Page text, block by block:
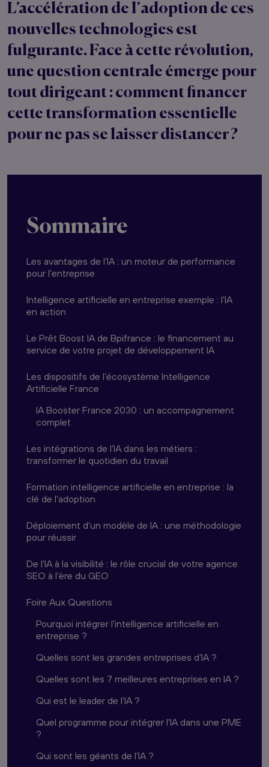
L’accélération de l’adoption de ces
nouvelles technologies est
fulgurante. Face à cette révolution,
une question centrale émerge pour
tout dirigeant : comment financer
cette transformation essentielle
pour ne pas se laisser distancer ?
Sommaire
Les avantages de l’IA : un moteur de performance
pour l’entreprise
Intelligence artificielle en entreprise exemple : l’IA
en action
Le Prêt Boost IA de Bpifrance : le financement au
service de votre projet de développement IA
Les dispositifs de l’écosystème Intelligence
Artificielle France
IA Booster France 2030 : un accompagnement
complet
Les intégrations de l’IA dans les métiers :
transformer le quotidien du travail
Formation intelligence artificielle en entreprise : la
clé de l’adoption
Déploiement d’un modèle de IA : une méthodologie
pour réussir
De l’IA à la visibilité : le rôle crucial de votre agence
SEO à l’ère du GEO
Foire Aux Questions
Pourquoi intégrer l’intelligence artificielle en
entreprise ?
Quelles sont les grandes entreprises d’IA ?
Quelles sont les 7 meilleures entreprises en IA ?
Qui est le leader de l’IA ?
Quel programme pour intégrer l'IA dans une PME
?
Qui sont les géants de l’IA ?